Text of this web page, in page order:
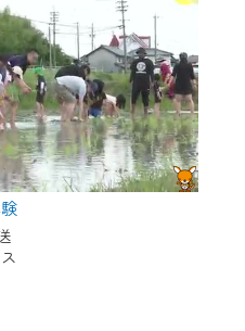
入と『CCNetマイ
が必要となりま
程よろしくお願い
ンには、MyIDが必
TVを含むCCNetの
くためのIDです。